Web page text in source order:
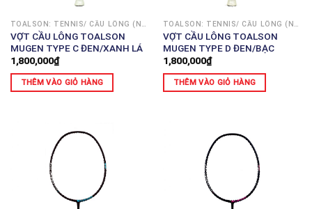
VỢT CẦU LÔNG TOALSON
MUGEN TYPE C ĐEN/XANH LÁ
1,800,000₫
THÊM VÀO GIỎ HÀNG
VỢT CẦU LÔNG TOALSON
MUGEN TYPE D ĐEN/BẠC
1,800,000₫
THÊM VÀO GIỎ HÀNG